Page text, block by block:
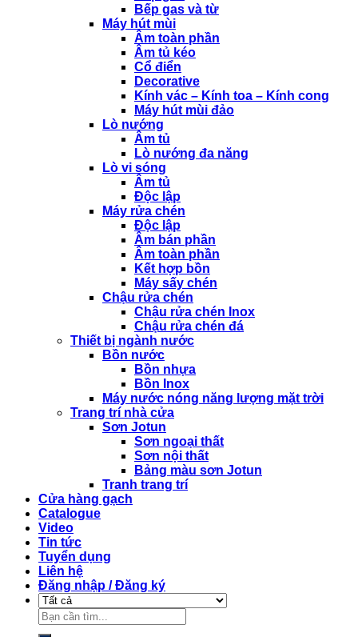
Bếp gas và từ
Máy hút mùi
Âm toàn phần
Âm tủ kéo
Cổ điển
Decorative
Kính vác – Kính toa – Kính cong
Máy hút mùi đảo
Lò nướng
Âm tủ
Lò nướng đa năng
Lò vi sóng
Âm tủ
Độc lập
Máy rửa chén
Độc lập
Âm bán phần
Âm toàn phần
Kết hợp bồn
Máy sấy chén
Chậu rửa chén
Chậu rửa chén Inox
Chậu rửa chén đá
Thiết bị ngành nước
Bồn nước
Bồn nhựa
Bồn Inox
Máy nước nóng năng lượng mặt trời
Trang trí nhà cửa
Sơn Jotun
Sơn ngoại thất
Sơn nội thất
Bảng màu sơn Jotun
Tranh trang trí
Cửa hàng gạch
Catalogue
Video
Tin tức
Tuyển dụng
Liên hệ
Đăng nhập / Đăng ký
Tìm
kiếm: